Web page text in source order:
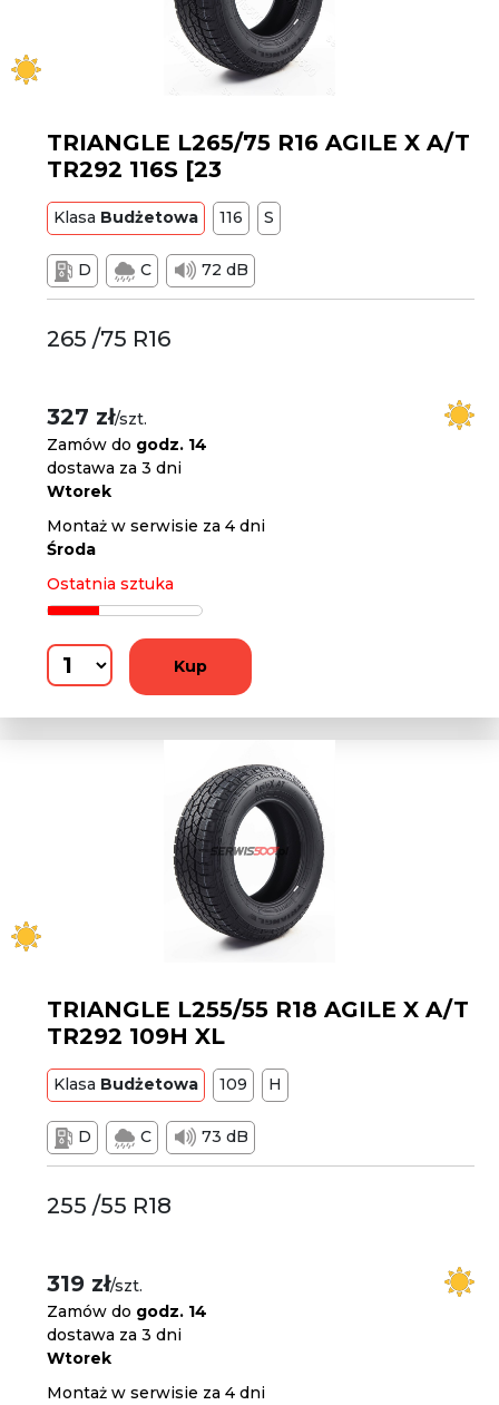
TRIANGLE L265/75 R16 AGILE X A/T
TR292 116S [23
Klasa Budżetowa 116 S
D C 72 dB
265 /75 R16
327 zł/szt.
Zamów do godz. 14
dostawa za 3 dni
Wtorek
Montaż w serwisie za 4 dni
Środa
Ostatnia sztuka
Kup
TRIANGLE L255/55 R18 AGILE X A/T
TR292 109H XL
Klasa Budżetowa 109 H
D C 73 dB
255 /55 R18
319 zł/szt.
Zamów do godz. 14
dostawa za 3 dni
Wtorek
Montaż w serwisie za 4 dni